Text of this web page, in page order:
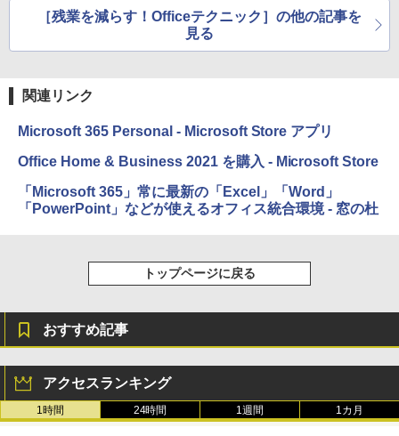
方法
［残業を減らす！Officeテクニック］の他の記事を
見る
関連リンク
Microsoft 365 Personal - Microsoft Store アプリ
Office Home & Business 2021 を購入 - Microsoft Store
「Microsoft 365」常に最新の「Excel」「Word」
「PowerPoint」などが使えるオフィス統合環境 - 窓の杜
トップページに戻る
おすすめ記事
アクセスランキング
1時間 24時間 1週間 1カ月